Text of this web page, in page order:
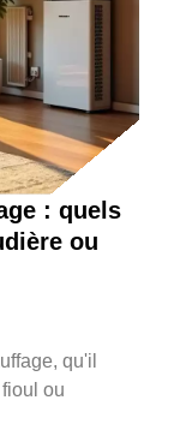
: quels
ou
qu'il
ou